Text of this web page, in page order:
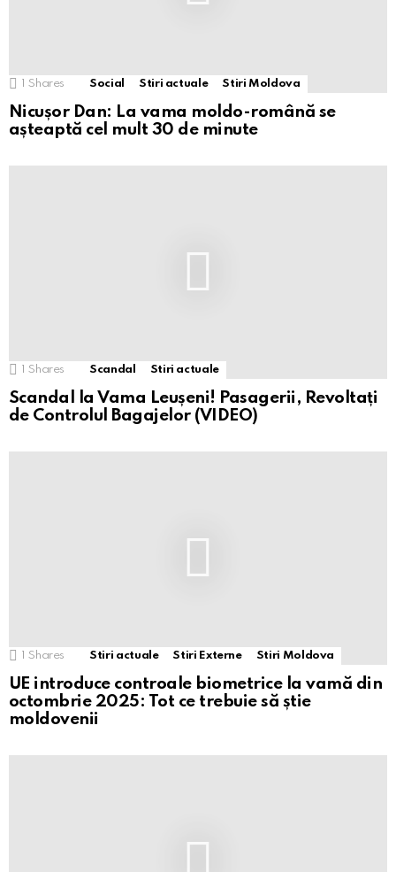
Shares Social Stiri actuale Stiri Moldova
Nicușor Dan: La vama moldo-română se
așteaptă cel mult 30 de minute
Shares Scandal Stiri actuale
Scandal la Vama Leușeni! Pasagerii, Revoltați
de Controlul Bagajelor (VIDEO)
Shares Stiri actuale Stiri Externe Stiri Moldova
UE introduce controale biometrice la vamă din
octombrie 2025: Tot ce trebuie să știe
moldovenii